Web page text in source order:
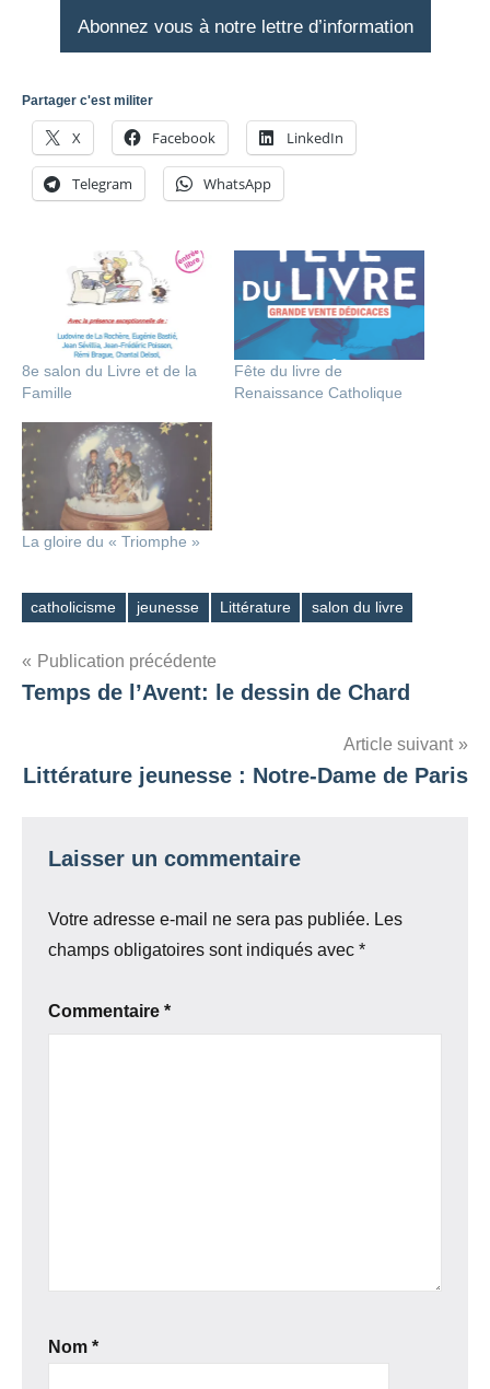
Abonnez vous à notre lettre d’information
Partager c'est militer
X Facebook LinkedIn
Telegram WhatsApp
8e salon du Livre et de la
Famille
Fête du livre de
Renaissance Catholique
La gloire du « Triomphe »
Étiquettes
catholicisme jeunesse Littérature salon du livre
Navigation
de
Publication précédente
Temps de l’Avent: le dessin de Chard
Article suivant
Littérature jeunesse : Notre-Dame de Paris
Laisser un commentaire
Votre adresse e-mail ne sera pas publiée. Les
champs obligatoires sont indiqués avec *
Commentaire *
Nom *